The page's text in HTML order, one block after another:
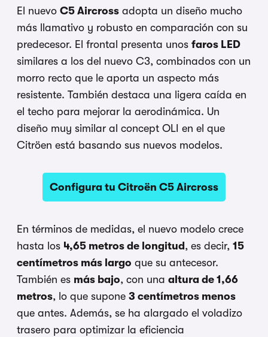
El nuevo C5 Aircross adopta un diseño mucho
más llamativo y robusto en comparación con su
predecesor. El frontal presenta unos faros LED
similares a los del nuevo C3, combinados con un
morro recto que le aporta un aspecto más
resistente. También destaca una ligera caída en
el techo para mejorar la aerodinámica. Un
diseño muy similar al concept OLI en el que
Citröen está basando sus nuevos modelos.
Configura tu Citroën C5 Aircross
En términos de medidas, el nuevo modelo crece
hasta los 4,65 metros de longitud , es decir, 15
centímetros más largo que su antecesor.
También es más bajo, con una altura de 1,66
metros, lo que supone 3 centímetros menos
que antes. Además, se ha alargado el voladizo
trasero para optimizar la eficiencia